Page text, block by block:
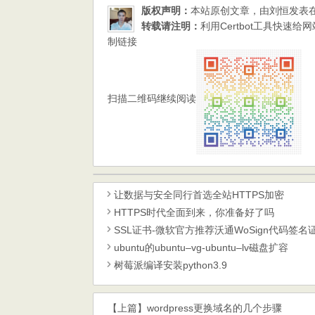
版权声明： 本站原创文章，由刘恒发表
转载请注明： 利用Certbot工具快速给
制链接
扫描二维码继续阅读
让数据与安全同行首选全站HTTPS加密
HTTPS时代全面到来，你准备好了吗
SSL证书-微软官方推荐沃通WoSign代码签名
ubuntu的ubuntu–vg-ubuntu–lv磁盘扩容
树莓派编译安装python3.9
【上篇】 wordpress更换域名的几个步骤